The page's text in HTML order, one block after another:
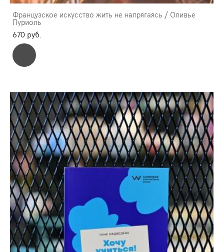
Французское искусство жить не напрягаясь / Оливье
Пуриоль
670 pуб.